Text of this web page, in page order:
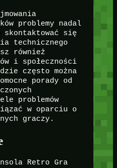
problemy nadal
się
technicznego
również
i społeczności
często można
porady od
problemów
w oparciu o
graczy.
Retro Gra